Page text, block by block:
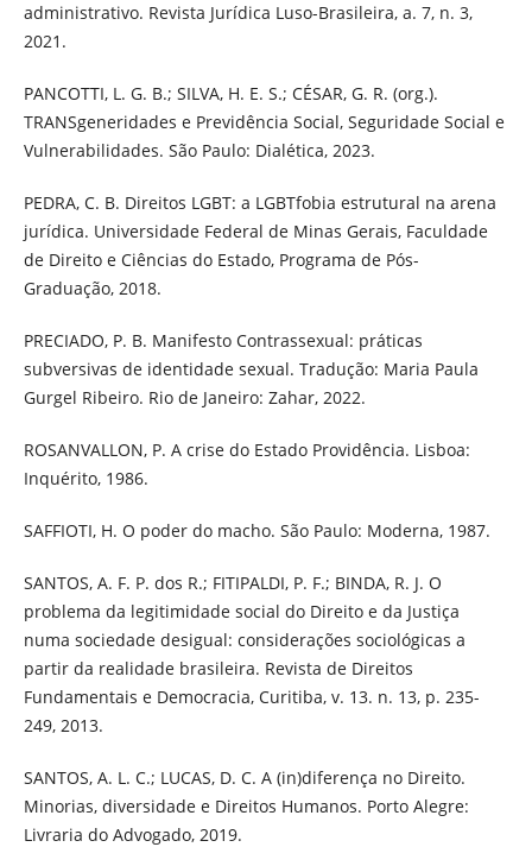
administrativo. Revista Jurídica Luso-Brasileira, a. 7, n. 3,
2021.
PANCOTTI, L. G. B.; SILVA, H. E. S.; CÉSAR, G. R. (org.).
TRANSgeneridades e Previdência Social, Seguridade Social e
Vulnerabilidades. São Paulo: Dialética, 2023.
PEDRA, C. B. Direitos LGBT: a LGBTfobia estrutural na arena
jurídica. Universidade Federal de Minas Gerais, Faculdade
de Direito e Ciências do Estado, Programa de Pós-
Graduação, 2018.
PRECIADO, P. B. Manifesto Contrassexual: práticas
subversivas de identidade sexual. Tradução: Maria Paula
Gurgel Ribeiro. Rio de Janeiro: Zahar, 2022.
ROSANVALLON, P. A crise do Estado Providência. Lisboa:
Inquérito, 1986.
SAFFIOTI, H. O poder do macho. São Paulo: Moderna, 1987.
SANTOS, A. F. P. dos R.; FITIPALDI, P. F.; BINDA, R. J. O
problema da legitimidade social do Direito e da Justiça
numa sociedade desigual: considerações sociológicas a
partir da realidade brasileira. Revista de Direitos
Fundamentais e Democracia, Curitiba, v. 13. n. 13, p. 235-
249, 2013.
SANTOS, A. L. C.; LUCAS, D. C. A (in)diferença no Direito.
Minorias, diversidade e Direitos Humanos. Porto Alegre:
Livraria do Advogado, 2019.